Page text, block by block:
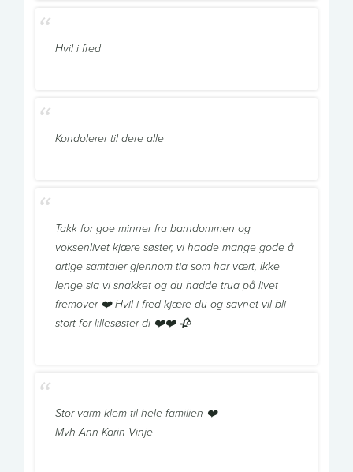
Hvil i fred
Kondolerer til dere alle
Takk for goe minner fra barndommen og
voksenlivet kjære søster, vi hadde mange gode å
artige samtaler gjennom tia som har vært, Ikke
lenge sia vi snakket og du hadde trua på livet
fremover ❤️ Hvil i fred kjære du og savnet vil bli
stort for lillesøster di ❤️❤️ 🥀
Stor varm klem til hele familien ❤️
Mvh Ann-Karin Vinje